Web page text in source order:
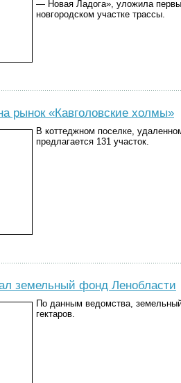
— Новая Ладога», уложила
новгородском участке трассы.
рынок «Кавголовские холмы»
В коттеджном поселке,
предлагается 131 участок.
земельный фонд Ленобласти
По данным ведомства,
гектаров.